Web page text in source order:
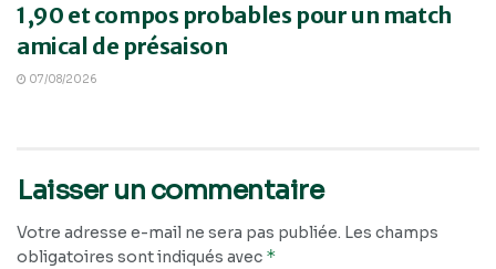
1,90 et compos probables pour un match
amical de présaison
07/08/2026
Laisser un commentaire
Votre adresse e-mail ne sera pas publiée. Les champs
obligatoires sont indiqués avec *